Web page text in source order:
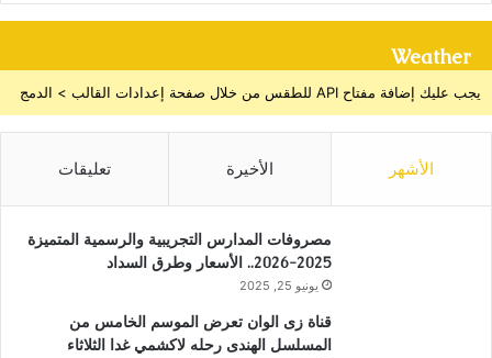
Weather
يجب عليك إضافة مفتاح API للطقس من خلال صفحة إعدادات القالب > الدمج
الأشهر الأخيرة تعليقات
مصروفات المدارس التجريبية والرسمية المتميزة
2025-2026.. الأسعار وطرق السداد
يونيو 25, 2025
قناة زى الوان تعرض الموسم الخامس من
المسلسل الهندى رحله لاكشمي غدا الثلاثاء